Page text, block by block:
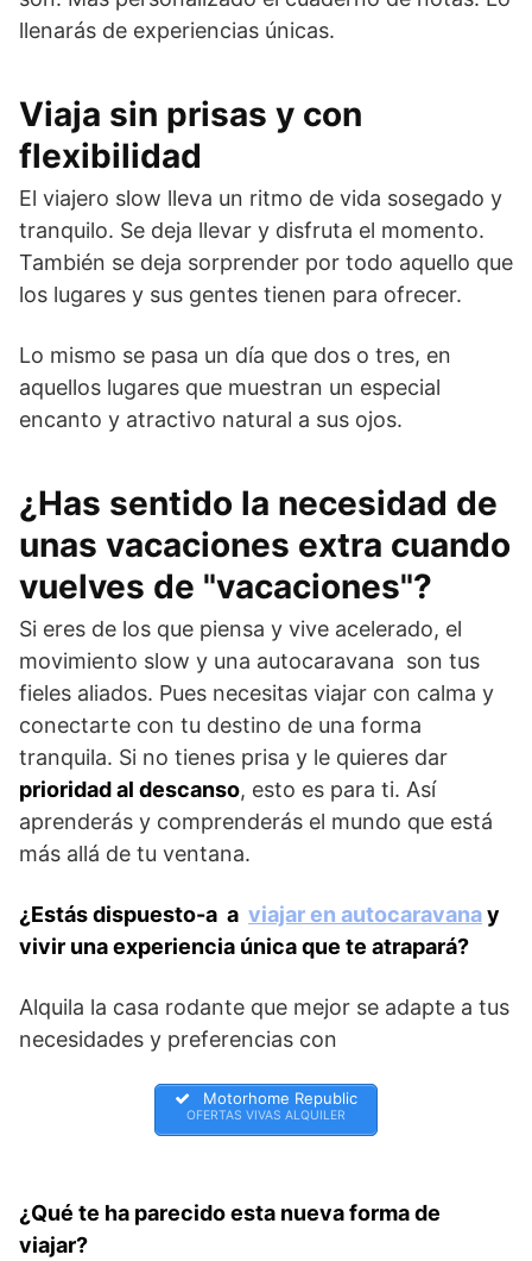
llenarás de experiencias únicas.
Viaja sin prisas y con
flexibilidad
El viajero slow lleva un ritmo de vida sosegado y
tranquilo. Se deja llevar y disfruta el momento.
También se deja sorprender por todo aquello que
los lugares y sus gentes tienen para ofrecer.
Lo mismo se pasa un día que dos o tres, en
aquellos lugares que muestran un especial
encanto y atractivo natural a sus ojos.
¿Has sentido la necesidad de
unas vacaciones extra cuando
vuelves de "vacaciones"?
Si eres de los que piensa y vive acelerado, el
movimiento slow y una autocaravana son tus
fieles aliados. Pues necesitas viajar con calma y
conectarte con tu destino de una forma
tranquila. Si no tienes prisa y le quieres dar
prioridad al descanso, esto es para ti. Así
aprenderás y comprenderás el mundo que está
más allá de tu ventana.
¿Estás dispuesto-a a viajar en autocaravanay
vivir una experiencia única que te atrapará?
Alquila la casa rodante que mejor se adapte a tus
necesidades y preferencias con
Motorhome Republic
OFERTAS VIVAS ALQUILER
¿Qué te ha parecido esta nueva forma de
viajar?